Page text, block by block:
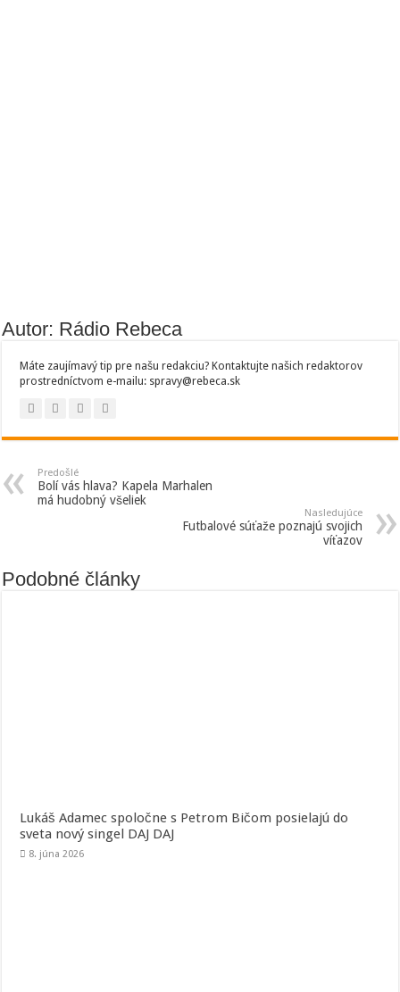
Autor: Rádio Rebeca
Máte zaujímavý tip pre našu redakciu? Kontaktujte našich redaktorov
prostredníctvom e-mailu: spravy@rebeca.sk
Predošlé
Bolí vás hlava? Kapela Marhalen
má hudobný všeliek
Nasledujúce
Futbalové súťaže poznajú svojich
víťazov
Podobné články
Lukáš Adamec spoločne s Petrom Bičom posielajú do
sveta nový singel DAJ DAJ
8. júna 2026